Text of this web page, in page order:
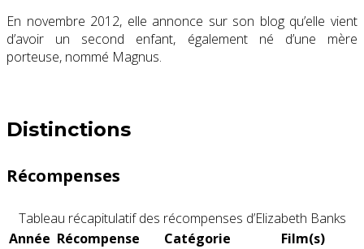
En novembre 2012, elle annonce sur son blog qu’elle vient
d’avoir un second enfant, également né d’une mère
porteuse, nommé Magnus.
Distinctions
Récompenses
Tableau récapitulatif des récompenses d’Elizabeth Banks
Année Récompense Catégorie Film(s)